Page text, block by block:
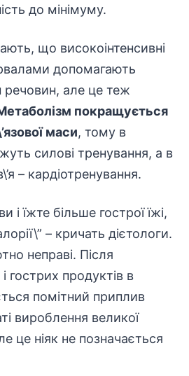
до мінімуму.
що високоінтенсивні
допомагають
речовин, але це теж
покращується
маси, тому в
силові тренування, а в
– кардіотренування.
і їжте більше гострої їжі,
– кричать дієтологи.
неправі. Після
гострих продуктів в
помітний приплив
вироблення великої
це ніяк не позначається